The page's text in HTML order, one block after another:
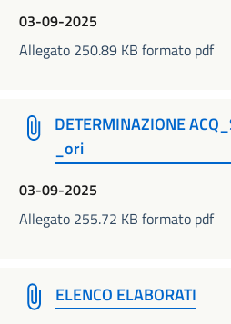
03-09-2025
Allegato 250.89 KB formato pdf
DETERMINAZIONE
_ori
03-09-2025
Allegato 255.72 KB formato pdf
ELENCO ELABORATI